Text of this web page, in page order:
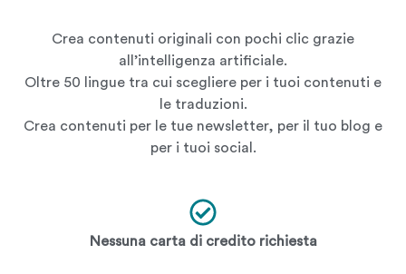
Crea contenuti originali con pochi clic grazie
all’intelligenza artificiale.
Oltre 50 lingue tra cui scegliere per i tuoi contenuti e
le traduzioni.
Crea contenuti per le tue newsletter, per il tuo blog e
per i tuoi social.
Nessuna carta di credito richiesta